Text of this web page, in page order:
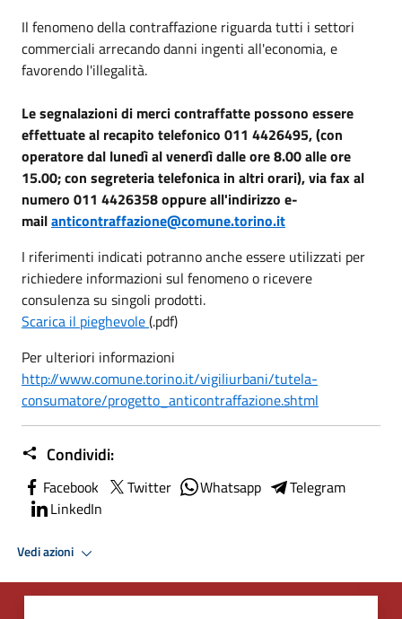
Il fenomeno della contraffazione riguarda tutti i settori
commerciali arrecando danni ingenti all'economia, e
favorendo l'illegalità.
Le segnalazioni di merci contraffatte possono essere
effettuate al recapito telefonico 011 4426495, (con
operatore dal lunedì al venerdì dalle ore 8.00 alle ore
15.00; con segreteria telefonica in altri orari), via fax al
numero 011 4426358 oppure all'indirizzo e-
mailanticontraffazione@comune.torino.it
I riferimenti indicati potranno anche essere utilizzati per
richiedere informazioni sul fenomeno o ricevere
consulenza su singoli prodotti.
Scarica il pieghevole(.pdf)
Per ulteriori informazioni
http://www.comune.torino.it/vigiliurbani/tutela-
consumatore/progetto_anticontraffazione.shtml
Condividi:
Facebook Twitter Whatsapp
Telegram
LinkedIn
Vedi azioni